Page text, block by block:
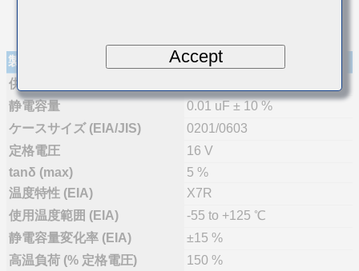
製品仕様
供給体制
静電容量
0.01 uF ± 10 %
ケースサイズ (EIA/JIS)
0201/0603
定格電圧
16 V
tanδ (max)
5 %
温度特性 (EIA)
X7R
使用温度範囲 (EIA)
-55 to +125 ℃
静電容量変化率 (EIA)
±15 %
高温負荷 (% 定格電圧)
150 %
Accept